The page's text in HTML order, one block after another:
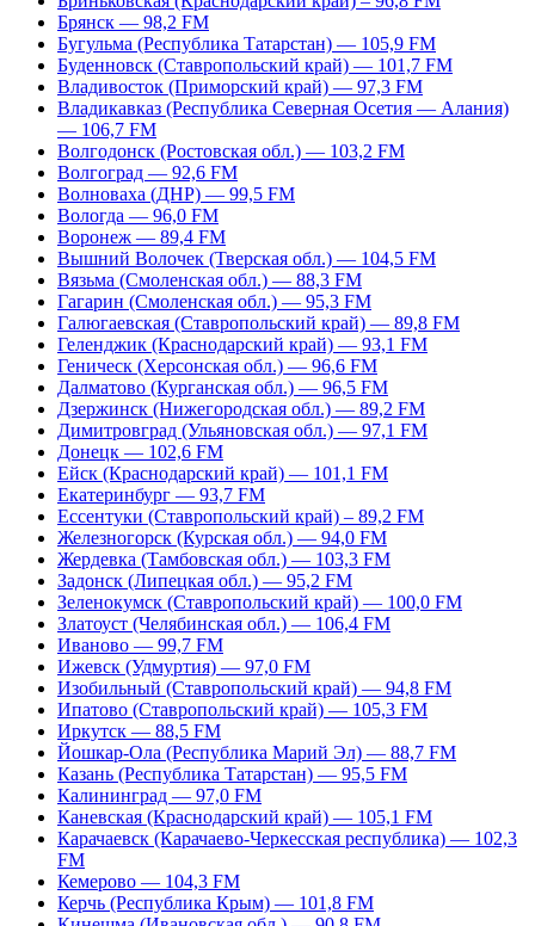
Брянск — 98,2 FM
Бугульма (Республика Татарстан) — 105,9 FM
Буденновск (Ставропольский край) — 101,7 FM
Владивосток (Приморский край) — 97,3 FM
Владикавказ (Республика Северная Осетия — Алания)
— 106,7 FM
Волгодонск (Ростовская обл.) — 103,2 FM
Волгоград — 92,6 FM
Волноваха (ДНР) — 99,5 FM
Вологда — 96,0 FM
Воронеж — 89,4 FM
Вышний Волочек (Тверская обл.) — 104,5 FM
Вязьма (Смоленская обл.) — 88,3 FM
Гагарин (Смоленская обл.) — 95,3 FM
Галюгаевская (Ставропольский край) — 89,8 FM
Геленджик (Краснодарский край) — 93,1 FM
Геническ (Херсонская обл.) — 96,6 FM
Далматово (Курганская обл.) — 96,5 FM
Дзержинск (Нижегородская обл.) — 89,2 FM
Димитровград (Ульяновская обл.) — 97,1 FM
Донецк — 102,6 FM
Ейск (Краснодарский край) — 101,1 FM
Екатеринбург — 93,7 FM
Ессентуки (Ставропольский край) – 89,2 FM
Железногорск (Курская обл.) — 94,0 FM
Жердевка (Тамбовская обл.) — 103,3 FM
Задонск (Липецкая обл.) — 95,2 FM
Зеленокумск (Ставропольский край) — 100,0 FM
Златоуст (Челябинская обл.) — 106,4 FM
Иваново — 99,7 FM
Ижевск (Удмуртия) — 97,0 FM
Изобильный (Ставропольский край) — 94,8 FM
Ипатово (Ставропольский край) — 105,3 FM
Иркутск — 88,5 FM
Йошкар-Ола (Республика Марий Эл) — 88,7 FM
Казань (Республика Татарстан) — 95,5 FM
Калининград — 97,0 FM
Каневская (Краснодарский край) — 105,1 FM
Карачаевск (Карачаево-Черкесская республика) — 102,3
FM
Кемерово — 104,3 FM
Керчь (Республика Крым) — 101,8 FM